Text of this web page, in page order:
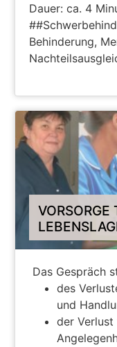
Dauer: ca. 4
Behinderung,
VORSORGE
Das Gespräch
des
und
der